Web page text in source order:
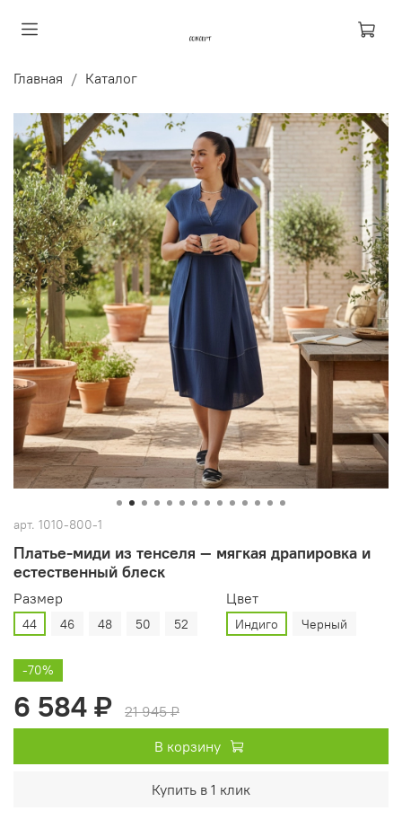
Главная Каталог
арт. 1010-800-1
Платье‑миди из тенселя — мягкая драпировка и
естественный блеск
Размер
44 46 48 50 52
Цвет
Индиго Черный
-70%
6 584 ₽
21 945 ₽
В корзину
Купить в 1 клик